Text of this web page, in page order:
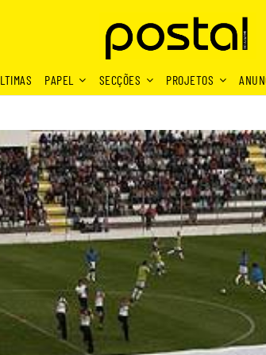
PAPEL SECÇÕES PROJETOS